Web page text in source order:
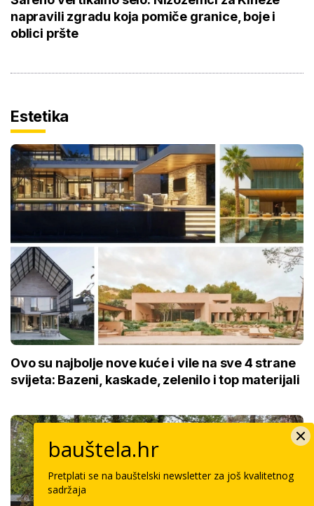
napravili zgradu koja pomiče granice, boje i
oblici pršte
Estetika
Ovo su najbolje nove kuće i vile na sve 4 strane
svijeta: Bazeni, kaskade, zelenilo i top materijali
bauštela.hr
Pretplati se na bauštelski newsletter za još kvalitetnog
sadržaja